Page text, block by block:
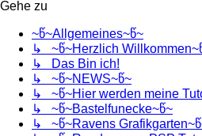
Gehe zu
~წ~Allgemeines~წ~
↳ ~წ~Herzlich
↳ Das Bin ich!
↳ ~წ~NEWS~წ~
↳ ~წ~Hier werden meine
↳ ~წ~Bastelfunecke~წ~
↳ ~წ~Ravens